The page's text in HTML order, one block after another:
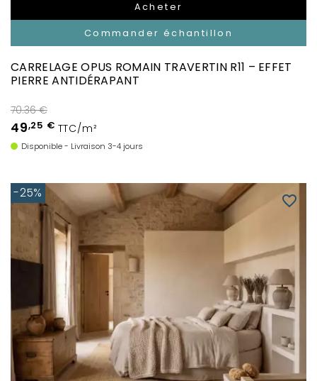
Acheter
Commander échantillon
CARRELAGE OPUS ROMAIN TRAVERTIN R11 – EFFET
PIERRE ANTIDÉRAPANT
70.36 €
49,25 € TTC/m²
Disponible - Livraison 3-4 jours
favorite_border
-25%